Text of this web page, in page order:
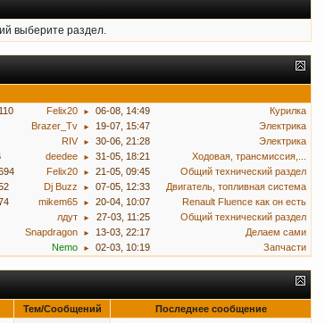
выберите раздел.
Felix20 ► 06-08, 14:49
Курилка
Brazer_Tv ► 19-07, 15:47
Электрика
RIV ► 30-06, 21:28
Электрика
deedee ► 31-05, 18:21
Ходовая, трансмиссия,...
Felix20 ► 21-05, 09:45
Общий технический раздел
Dj Buzz ► 07-05, 12:33
Двигатель, топливная система
mikem65 ► 20-04, 10:07
Renault Fluence как он есть
лдут ► 27-03, 11:25
Общий технический раздел
Snapdragon ► 13-03, 22:17
Делаем сами
Nemo ► 02-03, 10:19 Запчасти
Тем/Сообщений Последнее сообщение